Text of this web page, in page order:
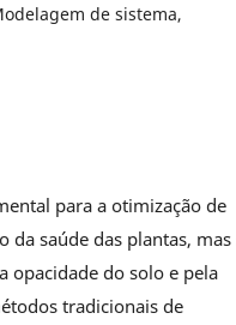
de sistema,
para a otimização de
da saúde das plantas, mas
opacidade do solo e pela
tradicionais de